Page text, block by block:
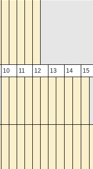
10 11 12 13 14 15